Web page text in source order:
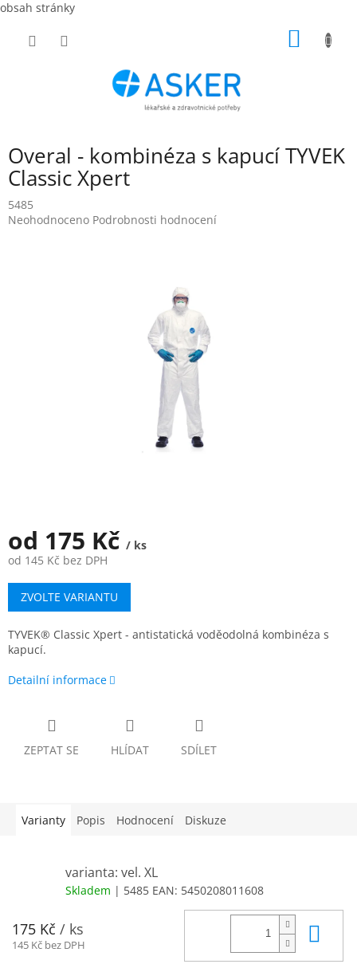
obsah stránky
Overal - kombinéza s kapucí TYVEK
Classic Xpert
5485
Průměrné
Neohodnoceno Podrobnosti hodnocení
od 175 Kč / ks
od 145 Kč bez DPH
Měrná
cena:
ZVOLTE VARIANTU
TYVEK® Classic Xpert - antistatická voděodolná kombinéza s
kapucí.
Detailní informace
ZEPTAT SE HLÍDAT SDÍLET
Varianty Popis Hodnocení Diskuze
varianta: vel. XL
Skladem | 5485 EAN: 5450208011608
175 Kč / ks
145 Kč bez DPH